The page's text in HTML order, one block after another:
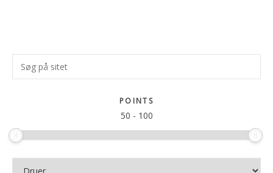
Primær
Sidebar
Søg
på
POINTS
50 - 100